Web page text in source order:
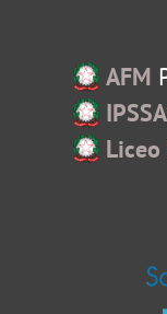
AFM